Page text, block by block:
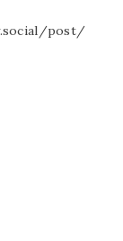
post/